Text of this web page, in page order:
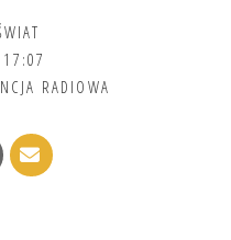
RADIOWA